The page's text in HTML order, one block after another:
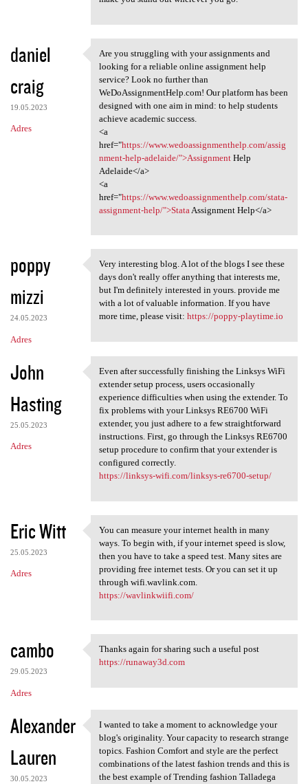
daniel
craig
19.05.2023
Adres
Are you struggling with your
Are you struggling with your assignments and
looking for a reliable online assignment help
service? Look no further than
WeDoAssignmentHelp.com! Our platform has been
designed with one aim in mind: to help students
achieve academic success.
<a
href="https://www.wedoassignmenthelp.com/assig
nment-help-adelaide/">AssignmentHelp
Adelaide</a>
<a
href="https://www.wedoassignmenthelp.com/stata-
assignment-help/">Stata Assignment Help</a>
poppy
mizzi
24.05.2023
Adres
Very interesting blog. A lot
Very interesting blog. A lot of the blogs I see these
days don't really offer anything that interests me,
but I'm definitely interested in yours. provide me
with a lot of valuable information. If you have
more time, please visit: https://poppy-playtime.io
John
Hasting
25.05.2023
Adres
Even after successfully
Even after successfully finishing the Linksys WiFi
extender setup process, users occasionally
experience difficulties when using the extender. To
fix problems with your Linksys RE6700 WiFi
extender, you just adhere to a few straightforward
instructions. First, go through the Linksys RE6700
setup procedure to confirm that your extender is
configured correctly.
https://linksys-wifi.com/linksys-re6700-setup/
Eric Witt
25.05.2023
Adres
You can measure your internet
You can measure your internet health in many
ways. To begin with, if your internet speed is slow,
then you have to take a speed test. Many sites are
providing free internet tests. Or you can set it up
through wifi.wavlink.com.
https://wavlinkwiifi.com/
cambo
29.05.2023
Adres
Thanks again for sharing such
Thanks again for sharing such a useful post
https://runaway3d.com
Alexander
Lauren
30.05.2023
I wanted to take a moment to
I wanted to take a moment to acknowledge your
blog's originality. Your capacity to research strange
topics. Fashion Comfort and style are the perfect
combinations of the latest fashion trends and this is
the best example of Trending fashion Talladega